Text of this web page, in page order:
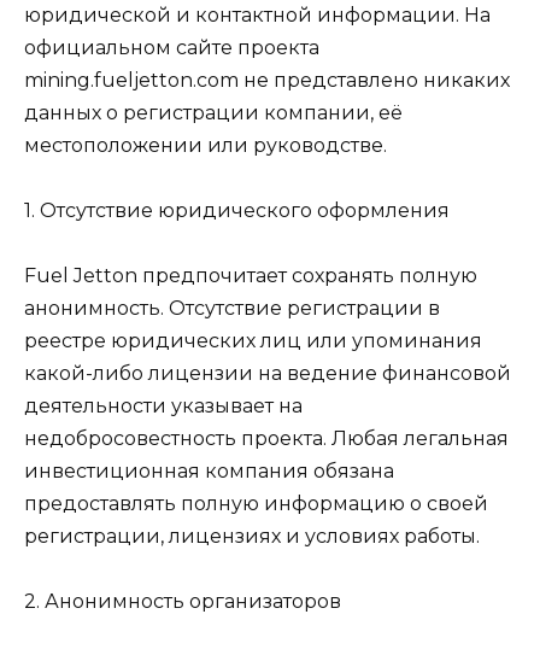
юридической и контактной информации. На
официальном сайте проекта
mining.fueljetton.com не представлено никаких
данных о регистрации компании, её
местоположении или руководстве.
1. Отсутствие юридического оформления
Fuel Jetton предпочитает сохранять полную
анонимность. Отсутствие регистрации в
реестре юридических лиц или упоминания
какой-либо лицензии на ведение финансовой
деятельности указывает на
недобросовестность проекта. Любая легальная
инвестиционная компания обязана
предоставлять полную информацию о своей
регистрации, лицензиях и условиях работы.
2. Анонимность организаторов